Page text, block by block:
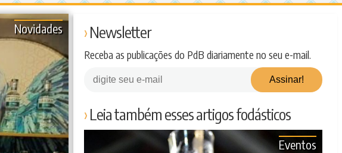
Novidades Newsletter
Receba as publicações do PdB diariamente no seu e-mail.
Leia também esses artigos fodásticos
Eventos